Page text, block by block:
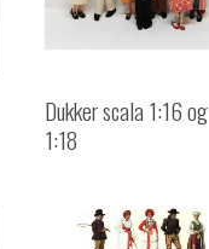
Dukker scala 1:16 og
1:18